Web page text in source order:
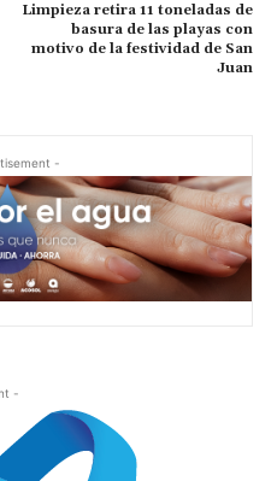
Limpieza retira 11 toneladas de
basura de las playas con
motivo de la festividad de San
Juan
-
-